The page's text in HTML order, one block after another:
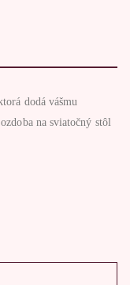
dodá vášmu
na sviatočný stôl